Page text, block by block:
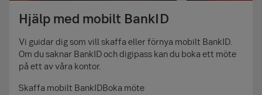
Hjälp med mobilt BankID
Vi guidar dig som vill skaffa eller förnya mobilt BankID.
Om du saknar BankID och digipass kan du boka ett möte
på ett av våra kontor.
Skaffa mobilt BankIDBoka möte